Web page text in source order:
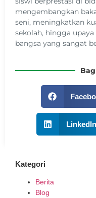
mengembangkan
seni, meningkatkan
sekolah, hingga
bangsa yang sangat
LinkedIn
Kategori
Berita
Blog